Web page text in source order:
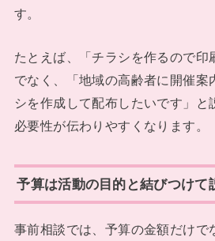
す。
たとえば、「チラシを作るので印
でなく、「地域の高齢者に開催案
シを作成して配布したいです」
必要性が伝わりやすくなります。
予算は活動の目的と結びつけて
事前相談では、予算の金額だけで